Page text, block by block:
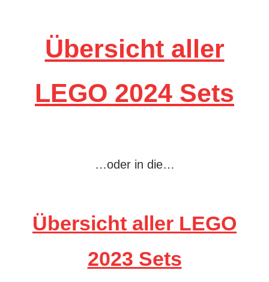
Übersicht aller
LEGO 2024 Sets
…oder in die…
Übersicht aller LEGO
2023 Sets